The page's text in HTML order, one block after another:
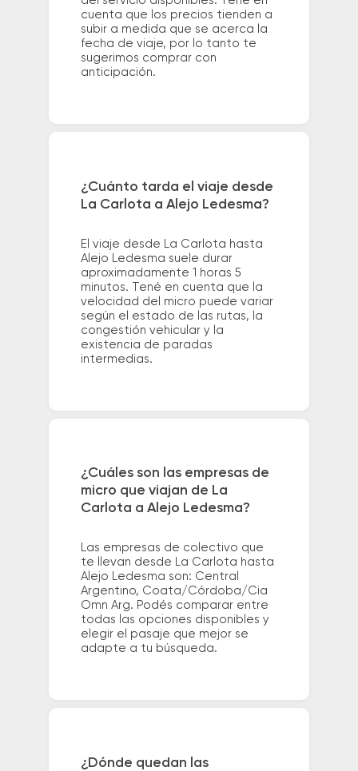
cuenta que los precios tienden a
subir a medida que se acerca la
fecha de viaje, por lo tanto te
sugerimos comprar con
anticipación.
¿Cuánto tarda el viaje desde
La Carlota a Alejo Ledesma?
El viaje desde La Carlota hasta
Alejo Ledesma suele durar
aproximadamente 1 horas 5
minutos. Tené en cuenta que la
velocidad del micro puede variar
según el estado de las rutas, la
congestión vehicular y la
existencia de paradas
intermedias.
¿Cuáles son las empresas de
micro que viajan de La
Carlota a Alejo Ledesma?
Las empresas de colectivo que
te llevan desde La Carlota hasta
Alejo Ledesma son: Central
Argentino, Coata/Córdoba/Cia
Omn Arg. Podés comparar entre
todas las opciones disponibles y
elegir el pasaje que mejor se
adapte a tu búsqueda.
¿Dónde quedan las